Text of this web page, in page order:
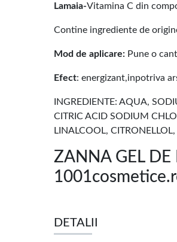
Lamaia-Vitamina C din
Contine ingrediente de
Mod de aplicare: Pune o
Efect: energizant,inpotriva
INGREDIENTE: AQUA,
CITRIC ACID SODIUM
LINALCOOL,
ZANNA GEL
DETALII